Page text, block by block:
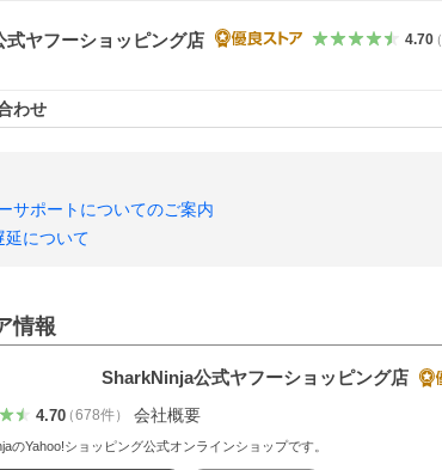
ヤフーショッピング店 4.70（
わせ
サポートについてのご案内
延について
情報
SharkNinja公式ヤフーショッピング店
4.70（678件） 会社概要
のYahoo!ショッピング公式オンラインショップです。